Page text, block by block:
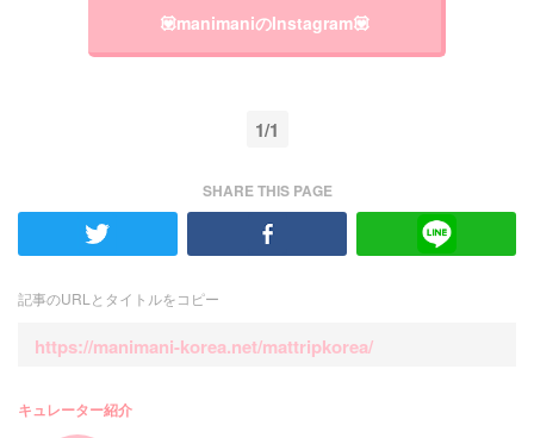
💟manimaniのInstagram💟
1/1
SHARE THIS PAGE
記事のURLとタイトルをコピー
https://manimani-korea.net/mattripkorea/
キュレーター紹介